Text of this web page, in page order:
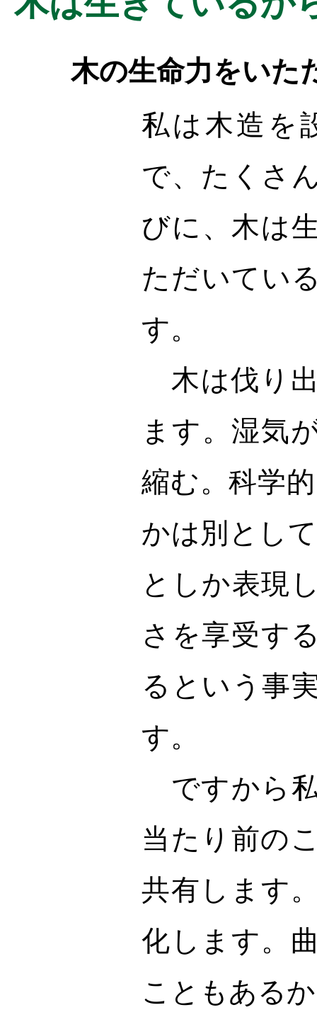
木の生命力をいた
私は木造を
で、たくさ
びに、木は
ただいてい
す。
木は伐り
ます。湿気
縮む。科学
かは別とし
としか表現
さを享受す
るという事
す。
ですから
当たり前の
共有します
化します。
こともある